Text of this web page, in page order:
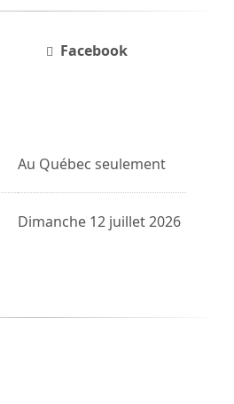
Facebook
Au Québec seulement
Dimanche 12 juillet 2026